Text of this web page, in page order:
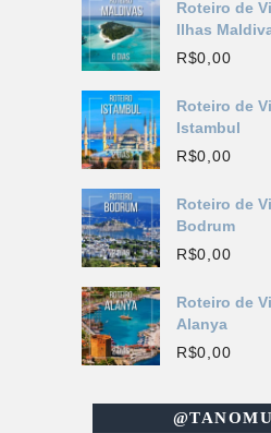
Roteiro de
Ilhas
R$0,00
Roteiro de
Istambul
R$0,00
Roteiro de
Bodrum
R$0,00
Roteiro de
Alanya
R$0,00